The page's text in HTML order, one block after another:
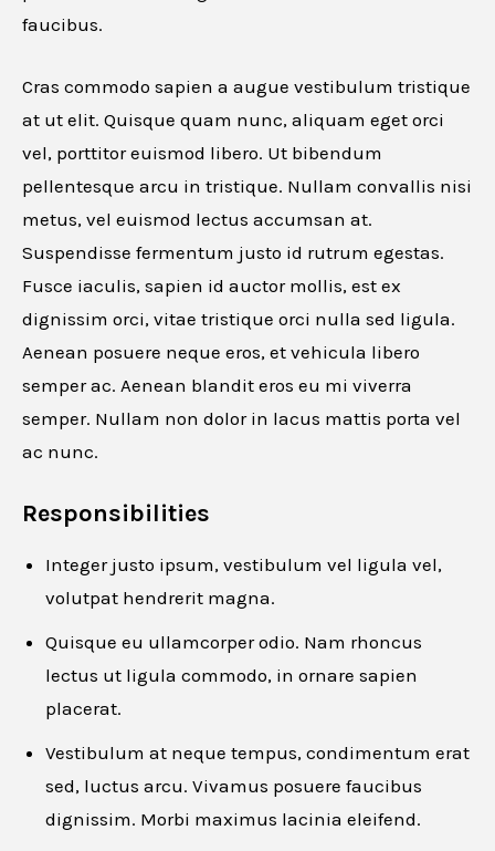
Apply for this job
faucibus.
Cras commodo sapien a augue vestibulum tristique
at ut elit. Quisque quam nunc, aliquam eget orci
vel, porttitor euismod libero. Ut bibendum
pellentesque arcu in tristique. Nullam convallis nisi
metus, vel euismod lectus accumsan at.
Suspendisse fermentum justo id rutrum egestas.
Fusce iaculis, sapien id auctor mollis, est ex
dignissim orci, vitae tristique orci nulla sed ligula.
Aenean posuere neque eros, et vehicula libero
semper ac. Aenean blandit eros eu mi viverra
semper. Nullam non dolor in lacus mattis porta vel
ac nunc.
Responsibilities
Integer justo ipsum, vestibulum vel ligula vel,
volutpat hendrerit magna.
Quisque eu ullamcorper odio. Nam rhoncus
lectus ut ligula commodo, in ornare sapien
placerat.
Vestibulum at neque tempus, condimentum erat
sed, luctus arcu. Vivamus posuere faucibus
dignissim. Morbi maximus lacinia eleifend.